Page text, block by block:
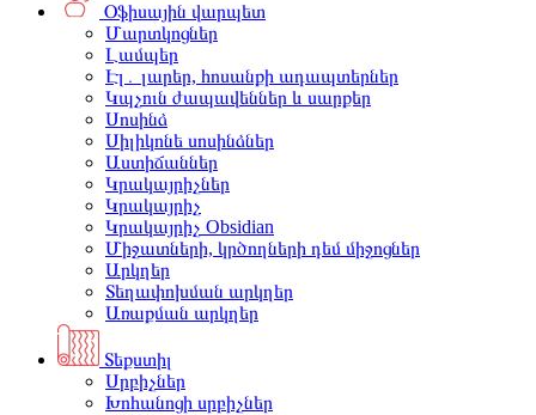
Օֆիսային վարպետ
Մարտկոցներ
Լամպեր
Էլ․ լարեր, հոսանքի ադապտերներ
Կպչուն ժապավեններ և սարքեր
Սոսինձ
Սիլիկոնե սոսինձներ
Աստիճաններ
Կրակայրիչներ
Կրակայրիչ
Կրակայրիչ Obsidian
Միջատների, կրծողների դեմ միջոցներ
Արկղեր
Տեղափոխման արկղեր
Առաքման արկղեր
Տեքստիլ
Սրբիչներ
Խոհանոցի սրբիչներ